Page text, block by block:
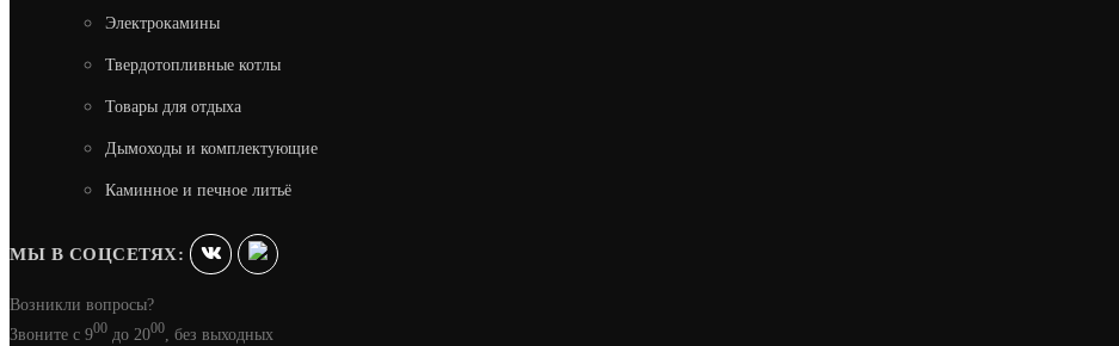
Электрокамины
Твердотопливные котлы
Товары для отдыха
Дымоходы и комплектующие
Каминное и печное литьё
МЫ В СОЦСЕТЯХ:
Возникли вопросы?
Звоните с 900 до 2000 , без выходных